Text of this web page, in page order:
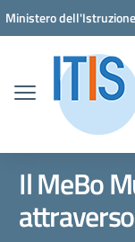
Vai ai contenuti
Vai al menu di
Vai al footer
Ministero
Il MeBo